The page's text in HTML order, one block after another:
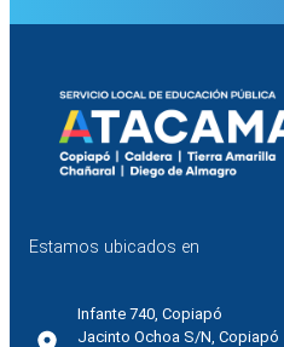
Estamos ubicados en
Infante 740, Copiapó
Jacinto Ochoa S/N, Copiapó